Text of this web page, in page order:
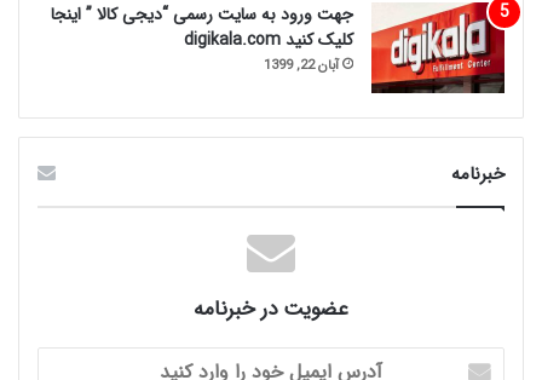
جهت ورود به سایت رسمی “دیجی کالا ” اینجا
کلیک کنید digikala.com
آبان 22, 1399
خبرنامه
عضویت در خبرنامه
آدرس